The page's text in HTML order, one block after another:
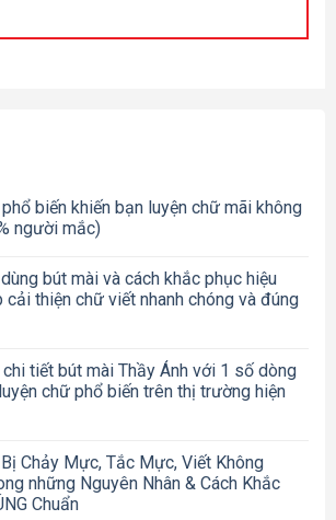
biến khiến bạn luyện chữ mãi không
người mắc)
bút mài và cách khắc phục hiệu
cải thiện chữ viết nhanh chóng và đúng
tiết bút mài Thầy Ánh với 1 số dòng
chữ phổ biến trên thị trường hiện
Chảy Mực, Tắc Mực, Viết Không
những Nguyên Nhân & Cách Khắc
Chuẩn